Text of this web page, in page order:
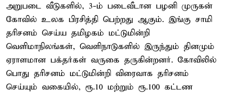
அறுபடை வீடுகளில், 3-ம் படைவீடான பழனி முருகன்
கோவில் உலக பிரசித்தி பெற்றது ஆகும். இங்கு சாமி
தரிசனம் செய்ய தமிழகம் மட்டுமின்றி
வெளிமாநிலங்கள், வெளிநாடுகளில் இருந்தும் தினமும்
ஏராளமான பக்தர்கள் வருகை தருகின்றனர். கோவிலில்
பொது தரிசனம் மட்டுமின்றி விரைவாக தரிசனம்
செய்யும் வகையில், ரூ.10 மற்றும் ரூ.100 கட்டண